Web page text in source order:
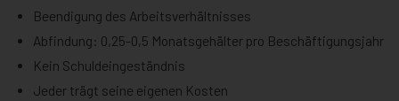
Beendigung des Arbeitsverhältnisses
Abfindung: 0,25-0,5 Monatsgehälter pro Beschäftigungsjahr
Kein Schuldeingeständnis
Jeder trägt seine eigenen Kosten